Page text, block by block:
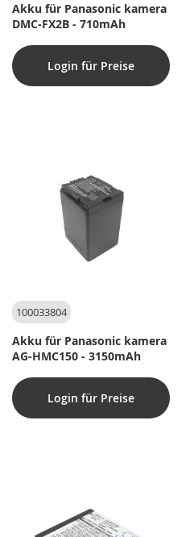
Akku für Panasonic kamera
DMC-FX2B - 710mAh
Login für Preise
100033804
Akku für Panasonic kamera
AG-HMC150 - 3150mAh
Login für Preise